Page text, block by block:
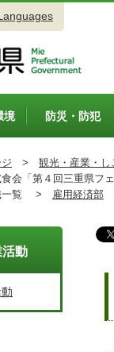
境 防災・防犯
> 観光・産業・し
会「第４回三重県フ
一覧 > 雇用経済部
活動